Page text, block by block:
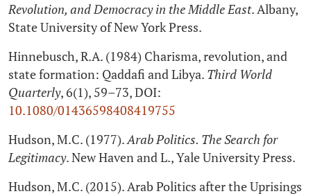
Revolution, and Democracy in the Middle East. Albany,
State University of New York Press.
Hinnebusch, R.A. (1984) Charisma, revolution, and
state formation: Qaddafi and Libya. Third World
Quarterly, 6(1), 59–73, DOI:
10.1080/01436598408419755
Hudson, M.C. (1977).Arab Politics. The Search for
Legitimacy. New Haven and L., Yale University Press.
Hudson, M.C. (2015). Arab Politics after the Uprisings